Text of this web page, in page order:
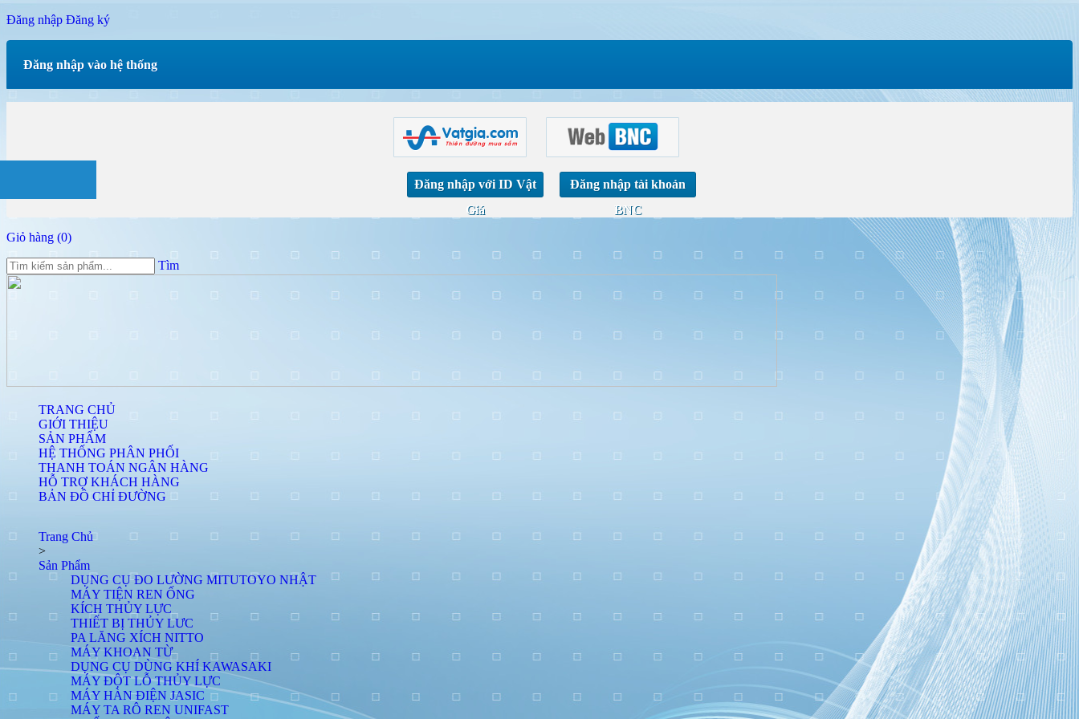
Đăng nhập Đăng ký
Đăng nhập vào hệ thống
Đăng nhập với ID Vật
Giá
Đăng nhập tài khoản
BNC
Giỏ hàng (0)
Tìm
TRANG CHỦ
GIỚI THIỆU
SẢN PHẨM
HỆ THỐNG PHÂN PHỐI
THANH TOÁN NGÂN HÀNG
HỖ TRỢ KHÁCH HÀNG
BẢN ĐỒ CHỈ ĐƯỜNG
Trang Chủ
>
Sản Phẩm
DỤNG CỤ ĐO LƯỜNG MITUTOYO NHẬT
MÁY TIỆN REN ỐNG
KÍCH THỦY LỰC
THIẾT BỊ THỦY LƯC
PA LĂNG XÍCH NITTO
MÁY KHOAN TỪ
DỤNG CỤ DÙNG KHÍ KAWASAKI
MÁY ĐỘT LỖ THỦY LỰC
MÁY HÀN ĐIỆN JASIC
MÁY TA RÔ REN UNIFAST